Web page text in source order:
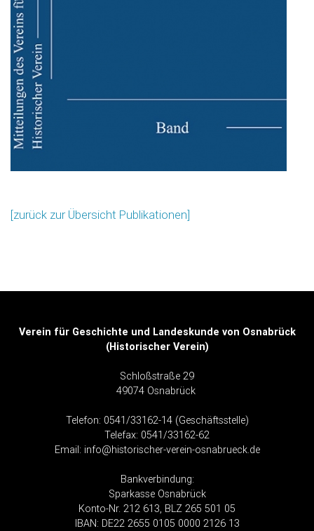
[zurück zur Übersicht Publikationen]
Verein für Geschichte und Landeskunde von Osnabrück
(Historischer Verein)
Schloßstraße 29
49074 Osnabrück
Telefon: 0541/33162-14 (Geschäftsstelle)
Telefax: 0541/33162-62
Email: info@historischer-verein-osnabrueck.de
Bankverbindung:
Sparkasse Osnabrück
Konto-Nr. 212 613, BLZ 265 501 05
IBAN: DE22 2655 0105 0000 2126 13